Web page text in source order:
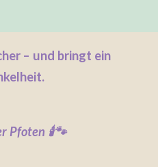
– und bringt ein
Pfoten 🕯️🐾